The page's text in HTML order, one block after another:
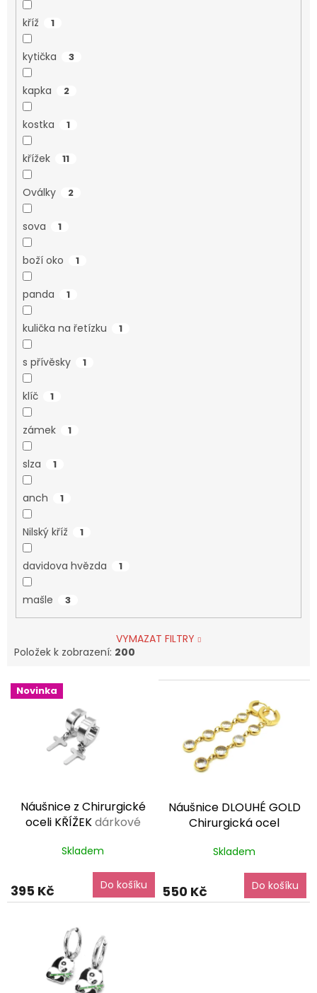
kříž 1
kytička 3
kapka 2
kostka 1
křížek 11
Oválky 2
sova 1
boží oko 1
panda 1
kulička na řetízku 1
s přívěsky 1
klíč 1
zámek 1
slza 1
anch 1
Nilský kříž 1
davidova hvězda 1
mašle 3
VYMAZAT FILTRY
Položek k zobrazení: 200
V
ý
Novinka
Náušnice z Chirurgické
oceli KŘÍŽEKdárkové
Skladem
395 Kč Do košíku
Náušnice DLOUHÉ GOLD
Chirurgická ocel
zdarma
Skladem
550 Kč Do košíku